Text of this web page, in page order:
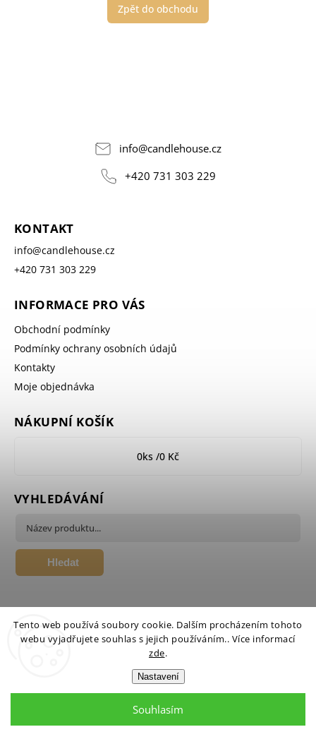
Tento web používá soubory cookie. Dalším procházením tohoto
webu vyjadřujete souhlas s jejich používáním.. Více informací
zde.
Nastavení
Souhlasím
Zpět do obchodu
info@candlehouse.cz
+420 731 303 229
KONTAKT
info@candlehouse.cz
+420 731 303 229
INFORMACE PRO VÁS
Obchodní podmínky
Podmínky ochrany osobních údajů
Kontakty
Moje objednávka
NÁKUPNÍ KOŠÍK
0ks /0 Kč
VYHLEDÁVÁNÍ
Hledat
Candlehouse.cz. Všechna práva vyhrazena.